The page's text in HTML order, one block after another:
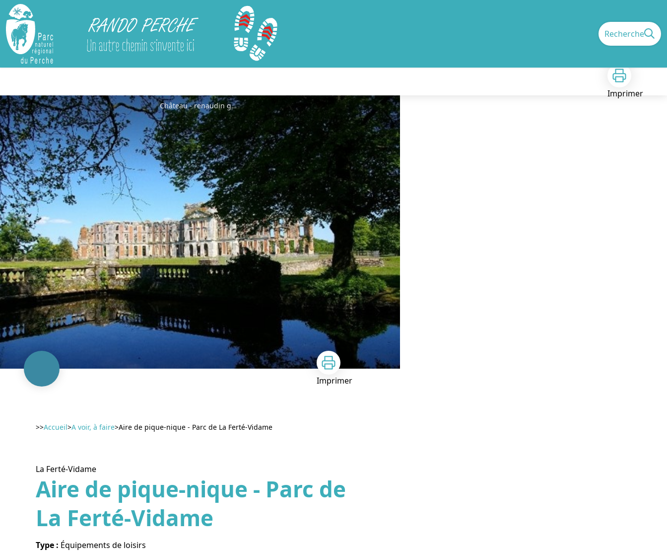
Rando Perche Recherche
Imprimer
Château - renaudin gael
Imprimer
>>Accueil>A voir, à faire>Aire de pique-nique - Parc de La Ferté-Vidame
La Ferté-Vidame
Aire de pique-nique - Parc de
La Ferté-Vidame
Type : Équipements de loisirs